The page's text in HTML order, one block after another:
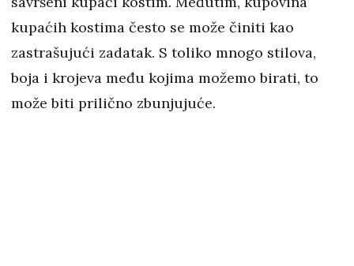
kupaćih kostima često se može činiti kao
zastrašujući zadatak. S toliko mnogo stilova,
boja i krojeva među kojima možemo birati, to
može biti prilično zbunjujuće.